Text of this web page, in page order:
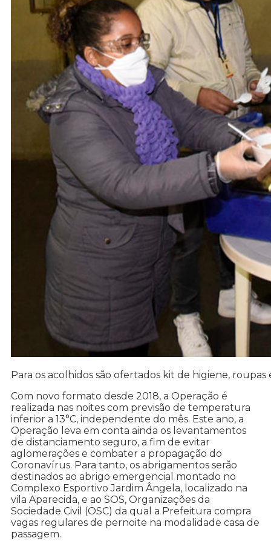
Para os acolhidos são ofertados kit de higiene,
Com novo formato desde 2018, a Operação é
realizada nas noites com previsão de temperatura
inferior a 13°C, independente do mês. Este ano, a
Operação leva em conta ainda os levantamentos
de distanciamento seguro, a fim de evitar
aglomerações e combater a propagação do
Coronavírus. Para tanto, os abrigamentos serão
destinados ao abrigo emergencial montado no
Complexo Esportivo Jardim Ângela, localizado na
vila Aparecida, e ao SOS, Organizações da
Sociedade Civil (OSC) da qual a Prefeitura compra
vagas regulares de pernoite na modalidade casa de
passagem.